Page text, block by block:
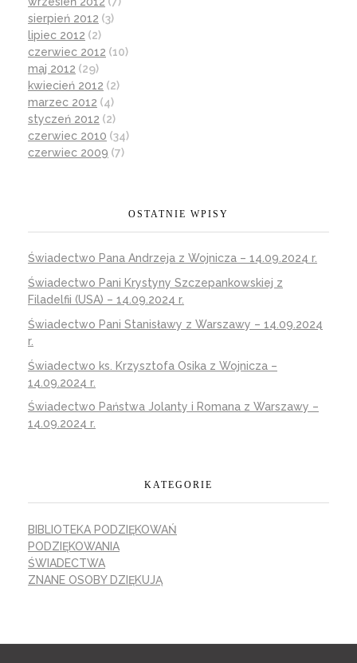
sierpień 2012 (3)
lipiec 2012 (2)
czerwiec 2012 (10)
maj 2012 (29)
kwiecień 2012 (2)
marzec 2012 (4)
styczeń 2012 (2)
czerwiec 2010 (34)
czerwiec 2009 (7)
OSTATNIE WPISY
Świadectwo Pana Andrzeja z Wojnicza – 14.09.2024 r.
Świadectwo Pani Krystyny Szczepankowskiej z
Filadelfii (USA) – 14.09.2024 r.
Świadectwo Pani Stanisławy z Warszawy – 14.09.2024
r.
Świadectwo ks. Krzysztofa Osika z Wojnicza –
14.09.2024 r.
Świadectwo Państwa Jolanty i Romana z Warszawy –
14.09.2024 r.
KATEGORIE
BIBLIOTEKA PODZIĘKOWAŃ
PODZIĘKOWANIA
ŚWIADECTWA
ZNANE OSOBY DZIĘKUJĄ